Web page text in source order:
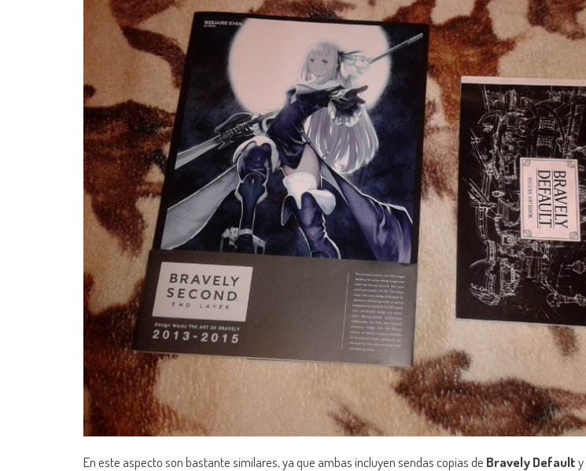
En este aspecto son bastante similares, ya que ambas incluyen sendas copias de Bravely Defaulty